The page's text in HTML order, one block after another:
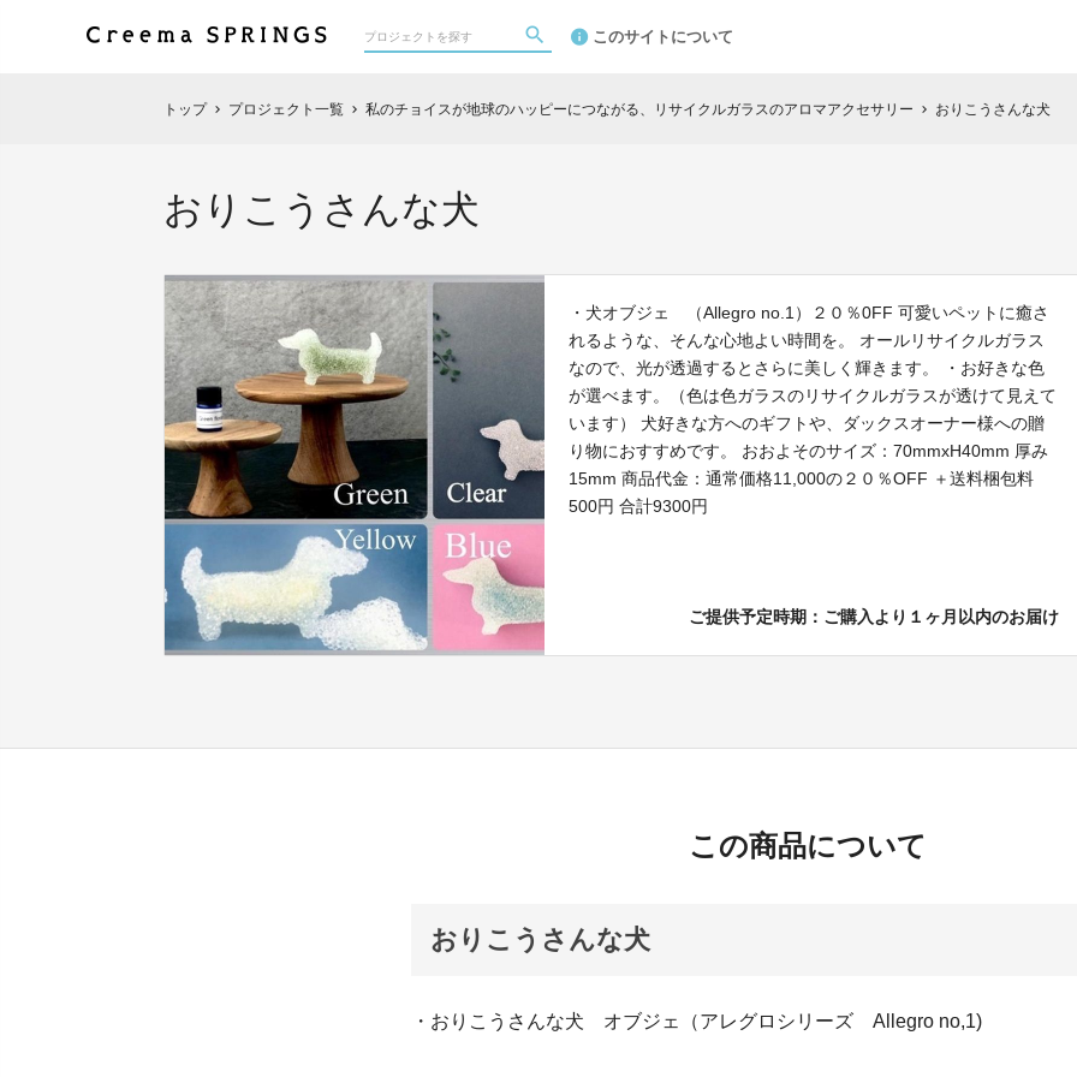
このサイトについて
トップ chevron_right プロジェクト一覧 chevron_right 私のチョイスが地球のハッピーにつながる、リサイクルガラスのアロマアクセサリー chevron_right おりこうさんな犬
おりこうさんな犬
・犬オブジェ （Allegro no.1）２０％0FF 可愛いペットに癒さ
れるような、そんな心地よい時間を。 オールリサイクルガラス
なので、光が透過するとさらに美しく輝きます。 ・お好きな色
が選べます。（色は色ガラスのリサイクルガラスが透けて見えて
います） 犬好きな方へのギフトや、ダックスオーナー様への贈
り物におすすめです。 おおよそのサイズ：70mmxH40mm 厚み
15mm 商品代金：通常価格11,000の２０％OFF ＋送料梱包料
500円 合計9300円
ご提供予定時期：ご購入より１ヶ月以内のお届け
この商品について
おりこうさんな犬
・おりこうさんな犬 オブジェ（アレグロシリーズ Allegro no,1)